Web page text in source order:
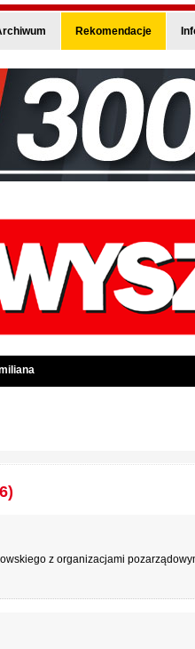
Rekomendacje
z organizacjami